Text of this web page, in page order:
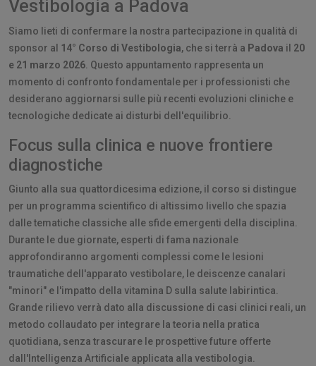
Vestibologia a Padova
Siamo lieti di confermare la nostra partecipazione in qualità di
sponsor al 14° Corso di Vestibologia, che si terrà a Padova il 20
e 21 marzo 2026 . Questo appuntamento rappresenta un
momento di confronto fondamentale per i professionisti che
desiderano aggiornarsi sulle più recenti evoluzioni cliniche e
tecnologiche dedicate ai disturbi dell'equilibrio.
Focus sulla clinica e nuove frontiere
diagnostiche
Giunto alla sua quattordicesima edizione, il corso si distingue
per un programma scientifico di altissimo livello che spazia
dalle tematiche classiche alle sfide emergenti della disciplina.
Durante le due giornate, esperti di fama nazionale
approfondiranno argomenti complessi come le lesioni
traumatiche dell'apparato vestibolare, le deiscenze canalari
"minori" e l'impatto della vitamina D sulla salute labirintica.
Grande rilievo verrà dato alla discussione di casi clinici reali, un
metodo collaudato per integrare la teoria nella pratica
quotidiana, senza trascurare le prospettive future offerte
dall'Intelligenza Artificiale applicata alla vestibologia.